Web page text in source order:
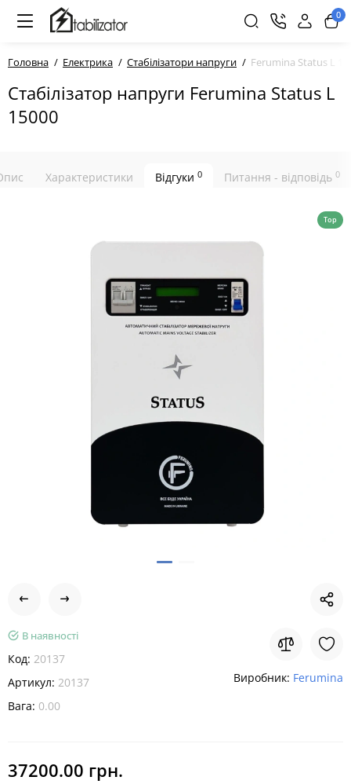
0
Головна Електрика Стабілізатори напруги Ferumina Status L
Стабілізатор напруги Ferumina Status L
15000
Характеристики Відгуки 0 Питання - відповідь 0
Top
В наявності
Код: 20137
Артикул: 20137
Вага: 0.00
Виробник: Ferumina
37200.00 грн.